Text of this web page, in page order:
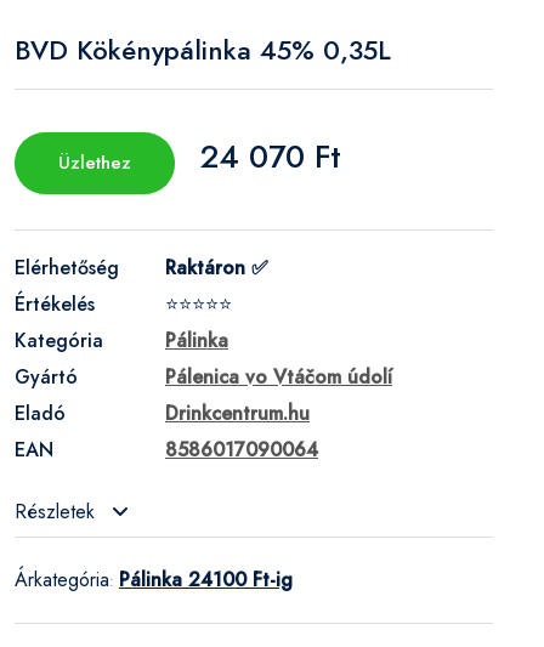
BVD Kökénypálinka 45% 0,35L
Üzlethez 24 070 Ft
Elérhetőség
Raktáron ✅
Értékelés
⭐⭐⭐⭐⭐
Kategória
Pálinka
Gyártó
Pálenica vo Vtáčom údolí
Eladó
Drinkcentrum.hu
EAN
8586017090064
Részletek
Árkategória: Pálinka 24100 Ft-ig